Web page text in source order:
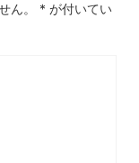
ん。 * が付いてい